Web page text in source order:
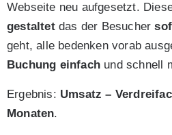
Webseite neu aufgesetzt.
gestaltetdas der Besucher
geht, alle bedenken vorab
Buchung einfach und schnell
Ergebnis: Umsatz –
Monaten.